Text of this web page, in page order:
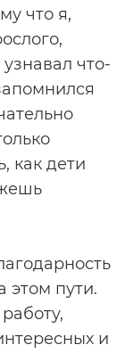
что я,
что-
как дети
этом пути.
и